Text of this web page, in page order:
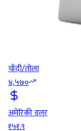
चाँदी/तोला
४,५७०
अमेरिकी डलर
१५१.९